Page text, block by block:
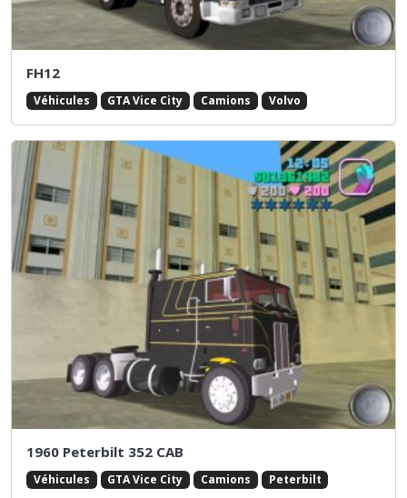
FH12
Véhicules GTA Vice City Camions Volvo
1960 Peterbilt 352 CAB
Véhicules GTA Vice City Camions Peterbilt